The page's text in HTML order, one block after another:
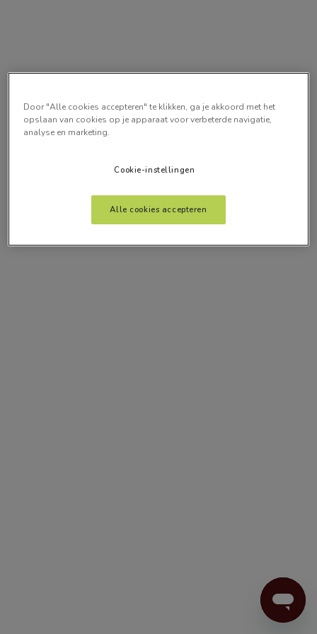
Door "Alle cookies accepteren" te klikken, ga je akkoord met het
opslaan van cookies op je apparaat voor verbeterde navigatie,
analyse en marketing.
Cookie-instellingen
Alle cookies accepteren